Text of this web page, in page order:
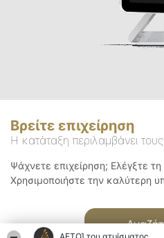
Βρείτε επιχείρηση
Η κατάταξη περιλαμβάνει
Ψάχνετε επιχείρηση; Ελέγξτε
Χρησιμοποιήστε την καλύτερη